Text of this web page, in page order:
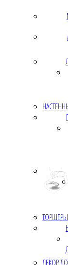
ТОРШЕРЫ
ДЕКОР